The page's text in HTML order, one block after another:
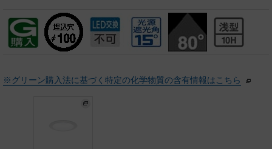
※グリーン購入法に基づく特定の化学物質の含有情報はこちら